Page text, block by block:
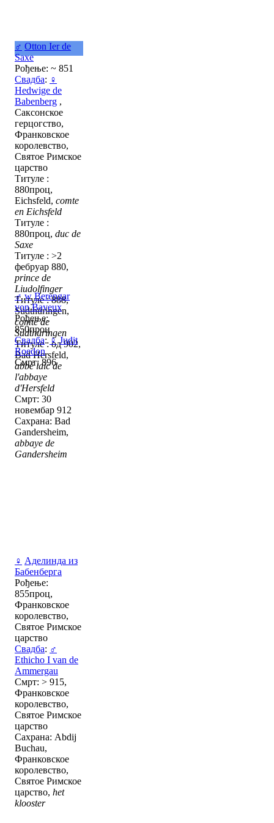
♂ Otton Ier de
Saxe
Рођење: ~ 851
Свадба: ♀
Hedwige de
Babenberg ,
Саксонское
герцогство,
Франковское
королевство,
Святое Римское
царство
Титуле :
880проц,
Eichsfeld, comte
en Eichsfeld
Титуле :
880проц, duc de
Saxe
Титуле : >2
фебруар 880,
prince de
Liudolfinger
Титуле : 888,
Südthüringen,
comte de
Südthüringen
Титуле : од 902,
Bad Hersfeld,
abbé laïc de
l'abbaye
d'Hersfeld
Смрт: 30
новембар 912
Сахрана: Bad
Gandersheim,
abbaye de
Gandersheim
♂ w Berengar
von Bayeux
Рођење:
850проц
Свадба: ♀ Judit
Roedon
Смрт: 896
♀ Аделинда из
Бабенберга
Рођење:
855проц,
Франковское
королевство,
Святое Римское
царство
Свадба: ♂
Ethicho I van de
Ammergau
Смрт: > 915,
Франковское
королевство,
Святое Римское
царство
Сахрана: Abdij
Buchau,
Франковское
королевство,
Святое Римское
царство, het
klooster